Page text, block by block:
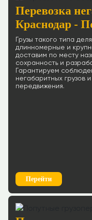
Перевозка
Краснодар -
Грузы такого типа
длинномерные и
доставим по месту
сохранность и
Гарантируем
негабаритных грузов
передвижения.
Перейти